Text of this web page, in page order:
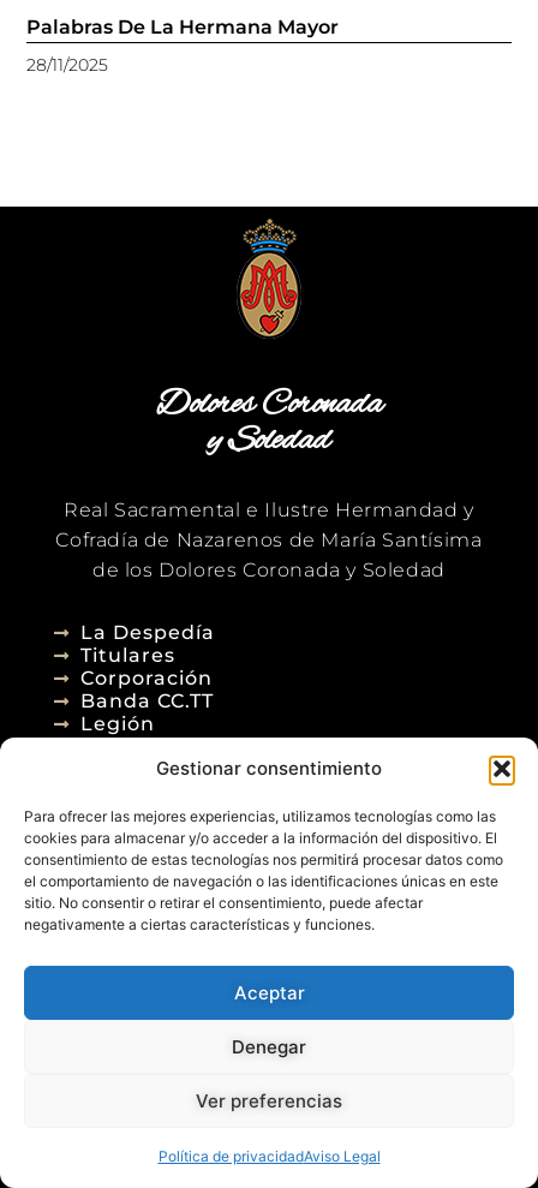
Gestionar consentimiento
Para ofrecer las mejores experiencias, utilizamos tecnologías como las
cookies para almacenar y/o acceder a la información del dispositivo. El
consentimiento de estas tecnologías nos permitirá procesar datos como
el comportamiento de navegación o las identificaciones únicas en este
sitio. No consentir o retirar el consentimiento, puede afectar
negativamente a ciertas características y funciones.
Aceptar
Denegar
Ver preferencias
Política de privacidadAviso Legal
Palabras De La Hermana Mayor
28/11/2025
Dolores Coronada
y Soledad
Real Sacramental e Ilustre Hermandad y
Cofradía de Nazarenos de María Santísima
de los Dolores Coronada y Soledad
La Despedía
Titulares
Corporación
Banda CC.TT
Legión
Agenda
Blog
Contacto
Política de Privacidad
Posicionamiento Web